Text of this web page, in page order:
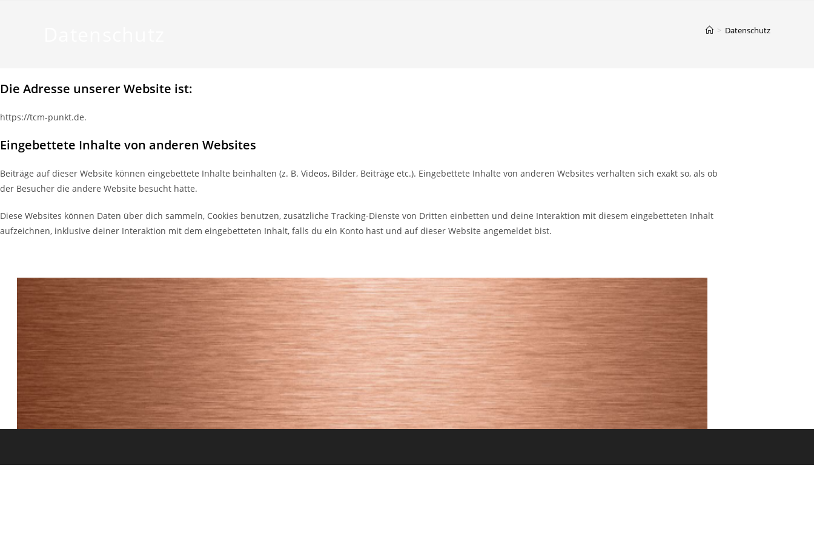
> Datenschutz
Die Adresse unserer Website ist:
https://tcm-punkt.de.
Eingebettete Inhalte von anderen Websites
Beiträge auf dieser Website können eingebettete Inhalte beinhalten (z. B. Videos, Bilder, Beiträge etc.). Eingebettete Inhalte von anderen Websites verhalten sich exakt so, als ob
der Besucher die andere Website besucht hätte.
Diese Websites können Daten über dich sammeln, Cookies benutzen, zusätzliche Tracking-Dienste von Dritten einbetten und deine Interaktion mit diesem eingebetteten Inhalt
aufzeichnen, inklusive deiner Interaktion mit dem eingebetteten Inhalt, falls du ein Konto hast und auf dieser Website angemeldet bist.